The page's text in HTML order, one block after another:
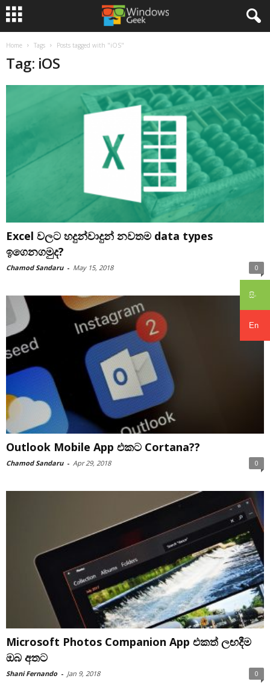
සිං
En
Home Tags Posts tagged with "iOS"
Tag: iOS
Excel වලට හදුන්වාදුන් නවතම data types
ඉගෙනගමුද?
Chamod Sandaru - May 15, 2018 0
Outlook Mobile App එකට Cortana??
Chamod Sandaru - Apr 29, 2018 0
Microsoft Photos Companion App එකත් ලඟදීම
ඔබ අතට
Shani Fernando - Jan 9, 2018 0